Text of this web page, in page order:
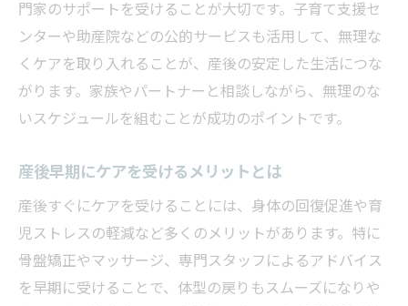
門家のサポートを受けることが大切です。子育て支援セ
ンターや助産院などの公的サービスも活用して、無理な
くケアを取り入れることが、産後の安定した生活につな
がります。家族やパートナーと相談しながら、無理のな
いスケジュールを組むことが成功のポイントです。
産後早期にケアを受けるメリットとは
産後すぐにケアを受けることには、身体の回復促進や育
児ストレスの軽減など多くのメリットがあります。特に
骨盤矯正やマッサージ、専門スタッフによるアドバイス
を早期に受けることで、体型の戻りもスムーズになりや